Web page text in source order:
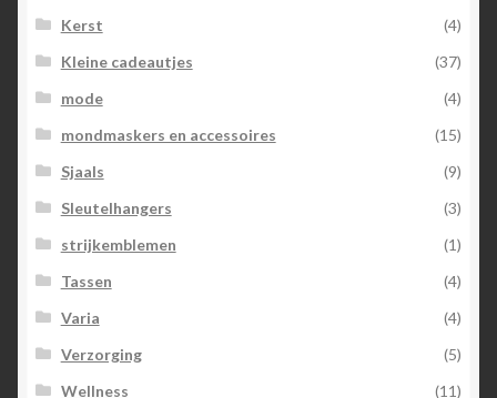
Kerst
(4)
Kleine cadeautjes
(37)
mode
(4)
mondmaskers en accessoires
(15)
Sjaals
(9)
Sleutelhangers
(3)
strijkemblemen
(1)
Tassen
(4)
Varia
(4)
Verzorging
(5)
Wellness
(11)